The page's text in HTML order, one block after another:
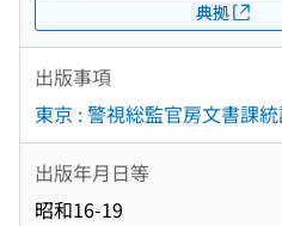
典拠
出版事項
東京 : 警視総監官房文書課
出版年月日等
昭和16-19